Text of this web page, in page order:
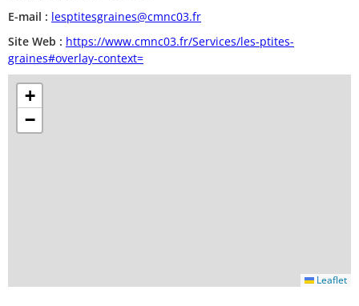
E-mail : lesptitesgraines@cmnc03.fr
Site Web : https://www.cmnc03.fr/Services/les-ptites-
graines#overlay-context=
+
−
Leaflet